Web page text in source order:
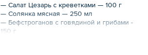
— Салат Цезарь с креветками — 100 г
— Солянка мясная — 250 мл
— Бефстроганов с говядиной и грибами -
150 г